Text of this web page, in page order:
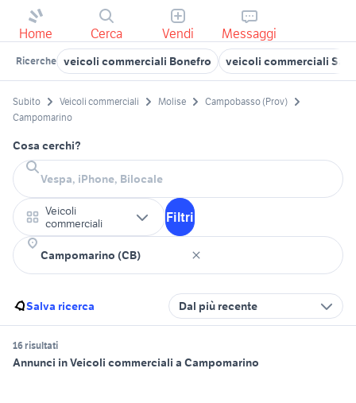
Home Cerca Vendi Messaggi
Ricerche veicoli commerciali Bonefro veicoli commerciali San
Subito Veicoli commerciali Molise
Campobasso (Prov)
Campomarino
Cosa cerchi?
Veicoli
commerciali
Filtri
Salva ricerca Dal più recente
16 risultati
Annunci in Veicoli commerciali a Campomarino